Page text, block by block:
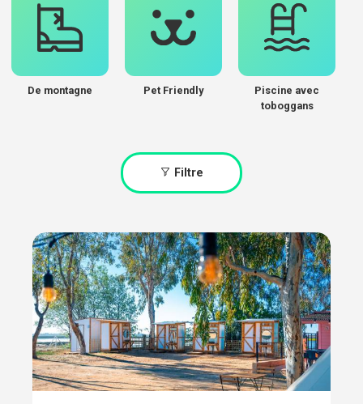
De montagne Pet Friendly
Piscine avec
toboggans
Filtre